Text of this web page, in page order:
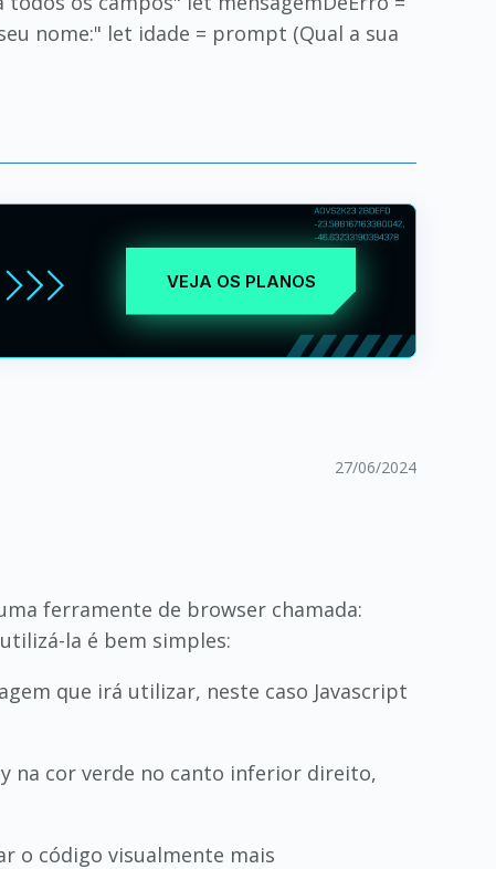
nome:" let idade = prompt (Qual a sua
VEJA OS PLANOS
27/06/2024
ferramente de browser chamada:
la é bem simples:
que irá utilizar, neste caso Javascript
na cor verde no canto inferior direito,
o código visualmente mais